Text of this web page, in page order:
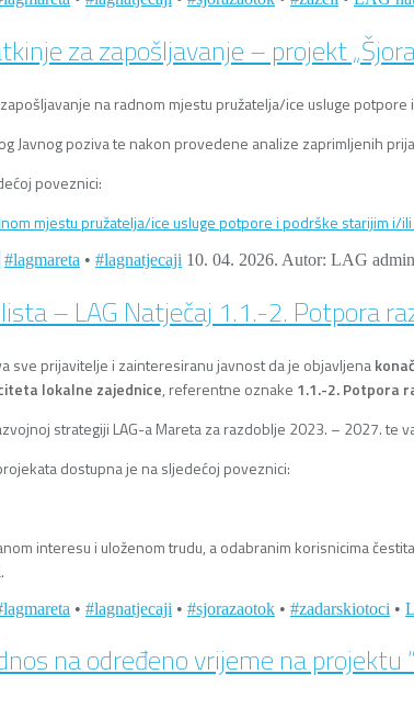
za zapošljavanje – projekt
na radnom mjestu pružatelja/ice usluge
Javnog poziva te nakon provedene analize zaprimljenih
poveznici:
mjestu pružatelja/ice usluge potpore i podrške starijim i/
#lagmareta • #lagnatjecaji 10. 04. 2026. Autor: LAG admin
– LAG Natječaj 1.1.-2. Potpora
sve prijavitelje i zainteresiranu javnost da je objavljena
lokalne zajednice, referentne oznake 1.1.-2. Potpora
strategiji LAG-a Mareta za razdoblje 2023. – 2027. te
dostupna je na sljedećoj poveznici:
interesu i uloženom trudu, a odabranim korisnicima
• #lagnatjecaji • #sjorazaotok • #zadarskiotoci •
na određeno vrijeme na projektu